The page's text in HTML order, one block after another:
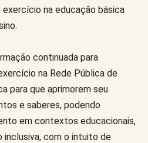
na educação básica
continuada para
na Rede Pública de
para que aprimorem seu
e saberes, podendo
em contextos educacionais,
inclusiva, com o intuito de